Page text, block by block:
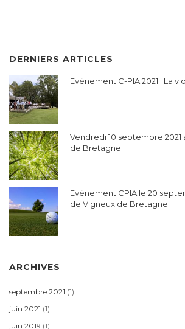
DERNIERS ARTICLES
Evènement C-PIA 2021 : La
Vendredi 10 septembre 2021
de Bretagne
Evènement CPIA le 20
de Vigneux de Bretagne
ARCHIVES
septembre 2021 (1)
juin 2021 (1)
juin 2019 (1)